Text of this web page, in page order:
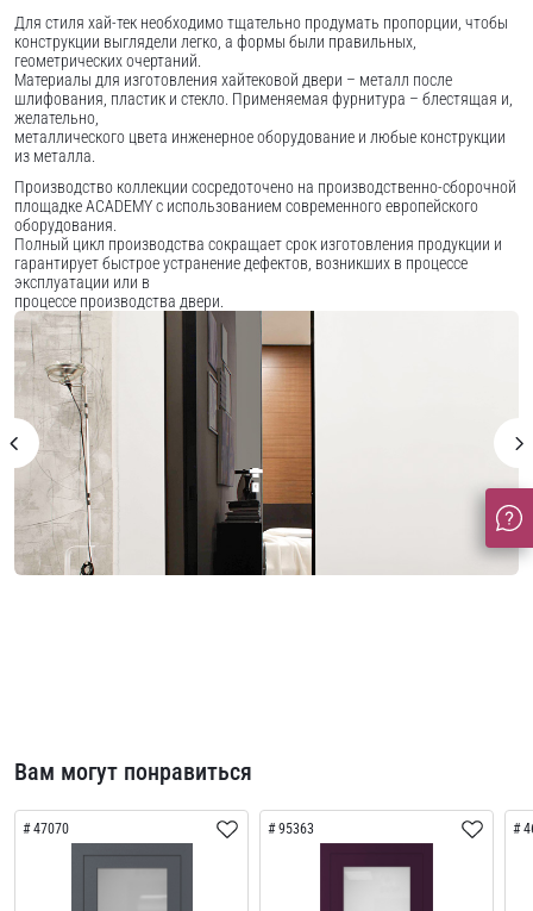
Для стиля хай-тек необходимо тщательно продумать пропорции, чтобы
конструкции выглядели легко, а формы были правильных,
геометрических очертаний.
Материалы для изготовления хайтековой двери – металл после
шлифования, пластик и стекло. Применяемая фурнитура – блестящая и,
желательно,
металлического цвета инженерное оборудование и любые конструкции
из металла.
Производство коллекции сосредоточено на производственно-сборочной
площадке ACADEMY с использованием современного европейского
оборудования.
Полный цикл производства сокращает срок изготовления продукции и
гарантирует быстрое устранение дефектов, возникших в процессе
эксплуатации или в
процессе производства двери.
Вам могут понравиться
47070 95363